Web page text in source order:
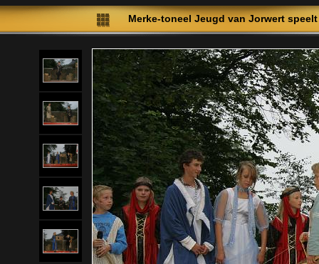
Merke-toneel Jeugd van Jorwert